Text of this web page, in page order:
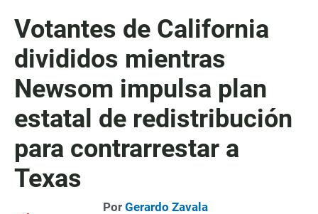
Votantes de California
divididos mientras
Newsom impulsa plan
estatal de redistribución
para contrarrestar a
Texas
Por Gerardo Zavala